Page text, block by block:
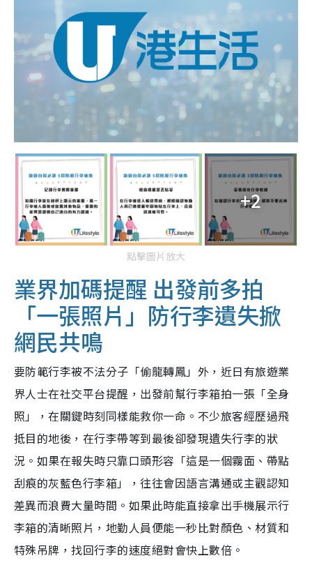
+2
點擊圖片放大
業界加碼提醒 出發前多拍
「一張照片」防行李遺失掀
網民共鳴
要防範行李被不法分子「偷龍轉鳳」外，近日有旅遊業
界人士在社交平台提醒，出發前幫行李箱拍一張「全身
照」，在關鍵時刻同樣能救你一命。不少旅客經歷過飛
抵目的地後，在行李帶等到最後卻發現遺失行李的狀
況。如果在報失時只靠口頭形容「這是一個霧面、帶點
刮痕的灰藍色行李箱」，往往會因語言溝通或主觀認知
差異而浪費大量時間。如果此時能直接拿出手機展示行
李箱的清晰照片，地勤人員便能一秒比對顏色、材質和
特殊吊牌，找回行李的速度絕對會快上數倍。